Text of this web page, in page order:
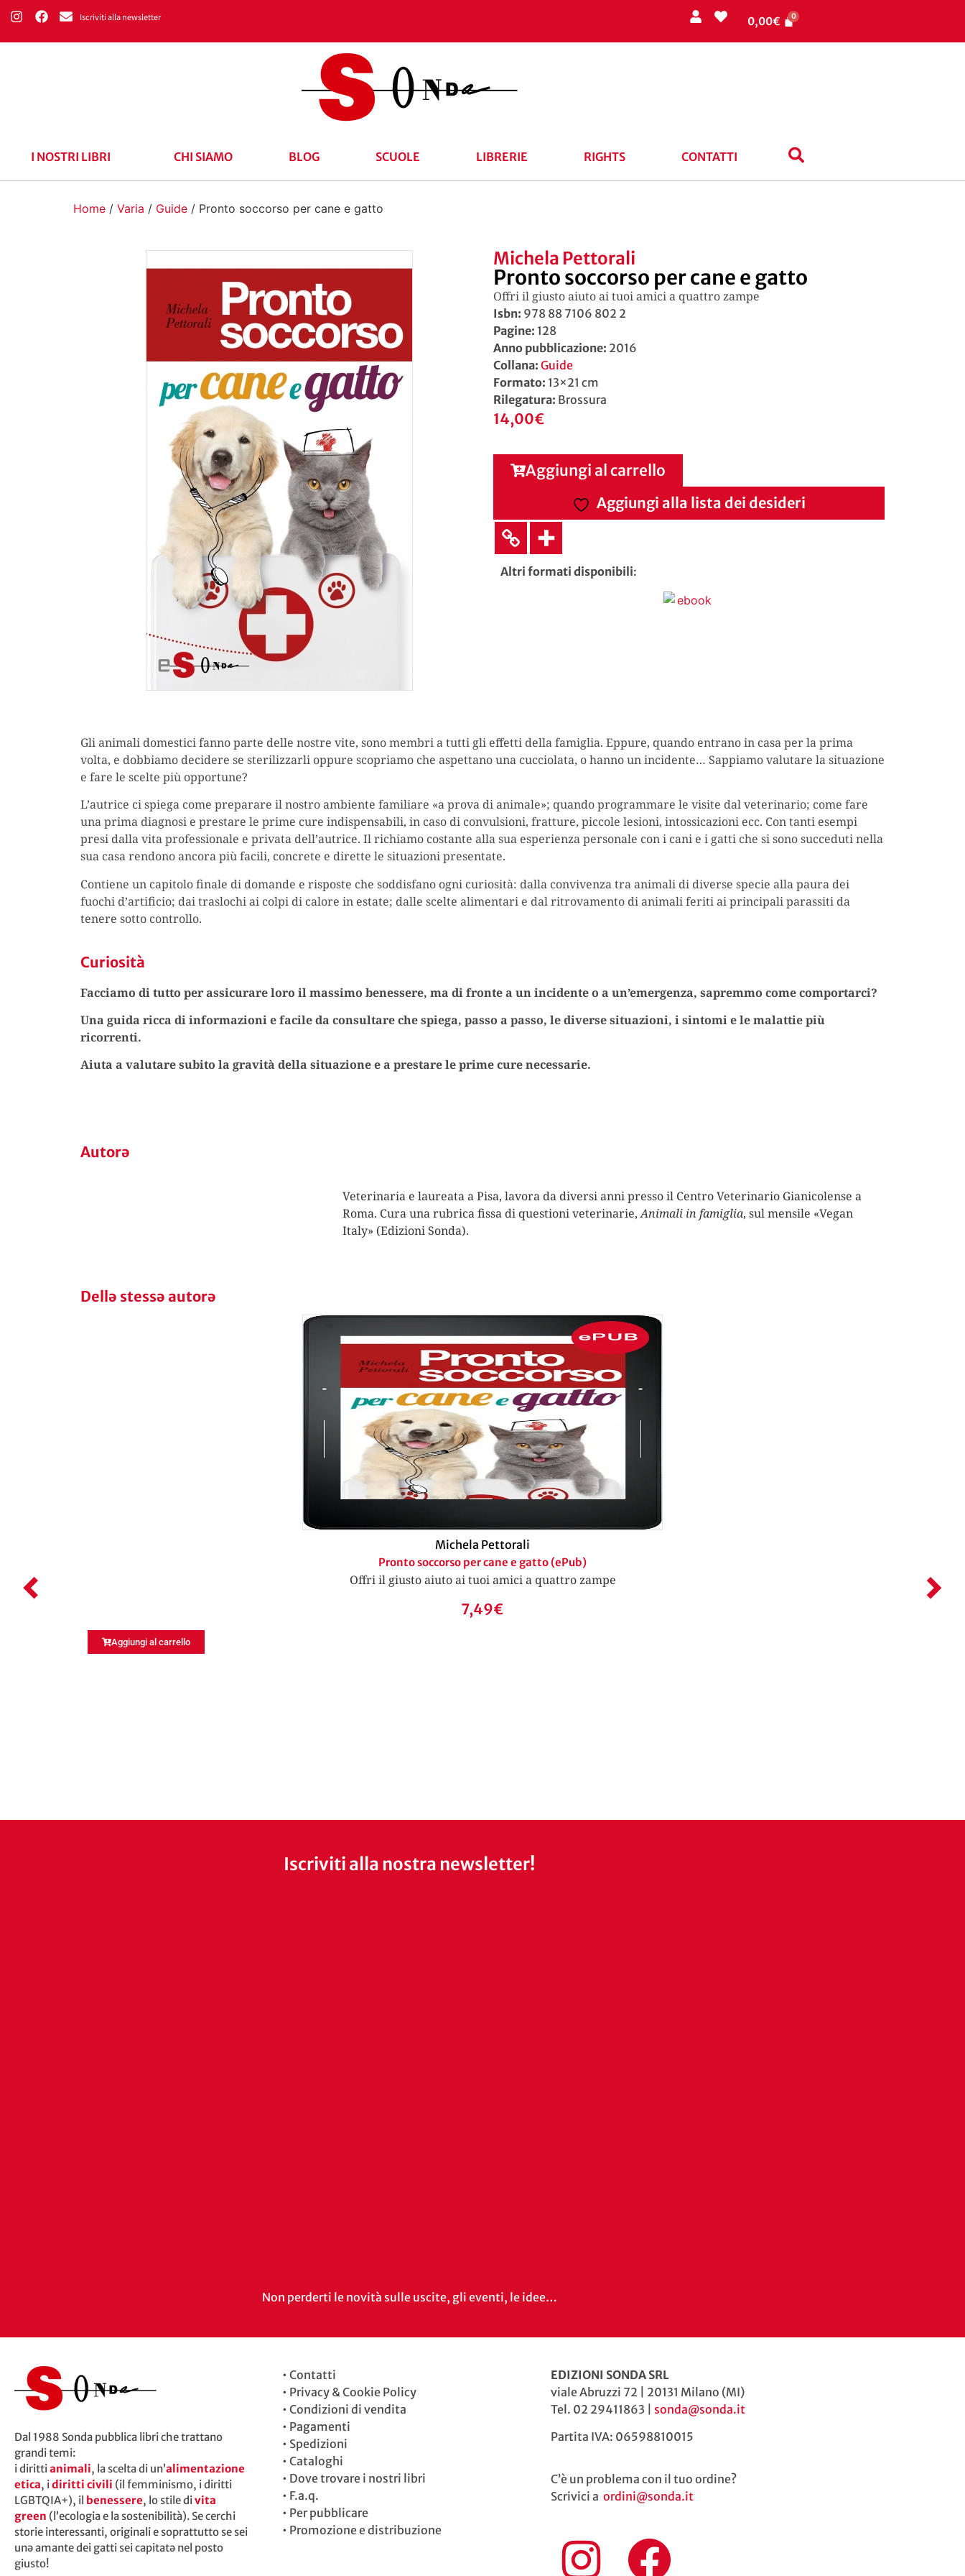
Iscriviti alla newsletter 0,00€
I NOSTRI LIBRI CHI SIAMO BLOG SCUOLE LIBRERIE RIGHTS CONTATTI
Home / Varia / Guide / Pronto soccorso per cane e gatto
Michela Pettorali
Pronto soccorso per cane e gatto
Offri il giusto aiuto ai tuoi amici a quattro zampe
Isbn: 978 88 7106 802 2
Pagine: 128
Anno pubblicazione: 2016
Collana: Guide
Formato: 13×21 cm
Rilegatura: Brossura
14,00€
Aggiungi al carrello
Aggiungi alla lista dei desideri
Altri formati disponibili:
Gli animali domestici fanno parte delle nostre vite, sono membri a tutti gli effetti della famiglia. Eppure, quando entrano in casa per la prima
volta, e dobbiamo decidere se sterilizzarli oppure scopriamo che aspettano una cucciolata, o hanno un incidente… Sappiamo valutare la situazione
e fare le scelte più opportune?
L’autrice ci spiega come preparare il nostro ambiente familiare «a prova di animale»; quando programmare le visite dal veterinario; come fare
una prima diagnosi e prestare le prime cure indispensabili, in caso di convulsioni, fratture, piccole lesioni, intossicazioni ecc. Con tanti esempi
presi dalla vita professionale e privata dell’autrice. Il richiamo costante alla sua esperienza personale con i cani e i gatti che si sono succeduti nella
sua casa rendono ancora più facili, concrete e dirette le situazioni presentate.
Contiene un capitolo finale di domande e risposte che soddisfano ogni curiosità: dalla convivenza tra animali di diverse specie alla paura dei
fuochi d’artificio; dai traslochi ai colpi di calore in estate; dalle scelte alimentari e dal ritrovamento di animali feriti ai principali parassiti da
tenere sotto controllo.
Curiosità
Facciamo di tutto per assicurare loro il massimo benessere, ma di fronte a un incidente o a un’emergenza, sapremmo come comportarci?
Una guida ricca di informazioni e facile da consultare che spiega, passo a passo, le diverse situazioni, i sintomi e le malattie più
ricorrenti.
Aiuta a valutare subito la gravità della situazione e a prestare le prime cure necessarie.
Autorə
Veterinaria e laureata a Pisa, lavora da diversi anni presso il Centro Veterinario Gianicolense a
Roma. Cura una rubrica fissa di questioni veterinarie,Animali in famiglia, sul mensile «Vegan
Italy» (Edizioni Sonda).
Dellə stessə autorə
Michela Pettorali
Pronto soccorso per cane e gatto (ePub)
Offri il giusto aiuto ai tuoi amici a quattro zampe
7,49€
Aggiungi al carrello
Iscriviti alla nostra newsletter!
Non perderti le novità sulle uscite, gli eventi, le idee…
Dal 1988 Sonda pubblica libri che trattano
grandi temi:
i dirittianimali, la scelta di un’alimentazione
etica, idiritti civili (il femminismo, i diritti
LGBTQIA+), il benessere, lo stile divita
green (l’ecologia e la sostenibilità). Se cerchi
storie interessanti, originali e soprattutto se sei
unə amante dei gatti sei capitatə nel posto
giusto!
•Contatti
• Privacy & Cookie Policy
•Condizioni di vendita
• Pagamenti
• Spedizioni
•Cataloghi
• Dove trovare i nostri libri
• F.a.q.
• Per pubblicare
• Promozione e distribuzione
EDIZIONI SONDA SRL
viale Abruzzi 72 | 20131 Milano (MI)
Tel. 02 29411863 | sonda@sonda.it
Partita IVA: 06598810015
C’è un problema con il tuo ordine?
Scrivici a ordini@sonda.it